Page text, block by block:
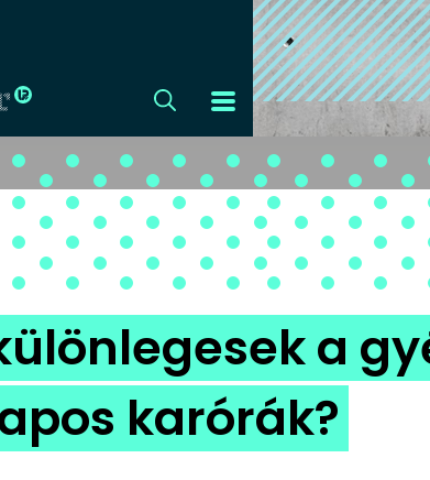
CÍMLAP
DIZÁJN
DIVAT
HIP
KULT
a
karórák?